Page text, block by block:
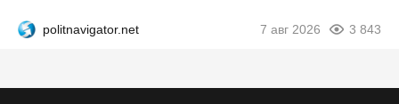
politnavigator.net 7 авг 2026 3 843